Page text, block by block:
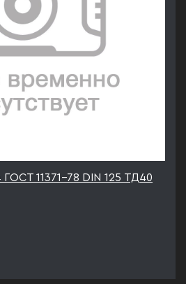
11371-78 DIN 125 ТД40